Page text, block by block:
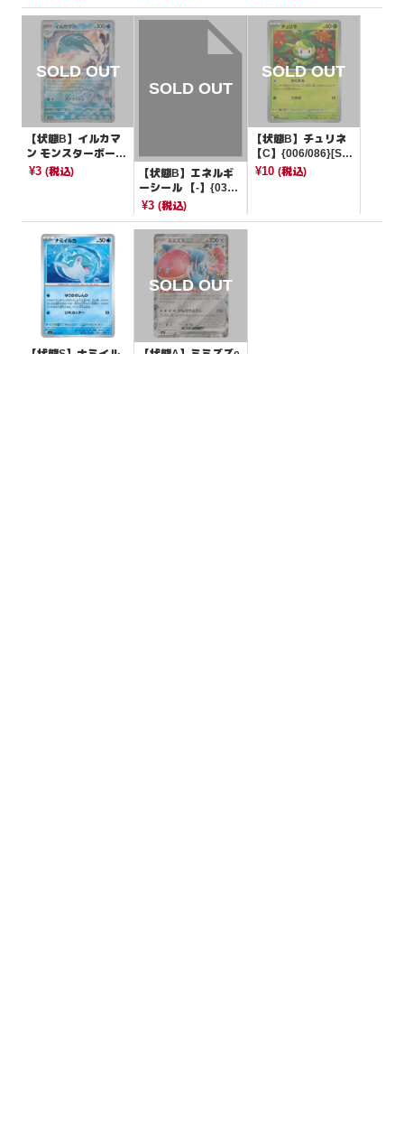
【状態B】イルカマ
ン モンスターボール
ミラー【-】{045/18
¥3 (税込)
【状態B】エネルギ
ーシール 【-】{030/
049}[SVG]
¥3(税込)
【状態B】チュリネ
【C】{006/086}[SV1
1B]
¥10 (税込)
【状態S】ナミイル
【状態A】ミミズズe